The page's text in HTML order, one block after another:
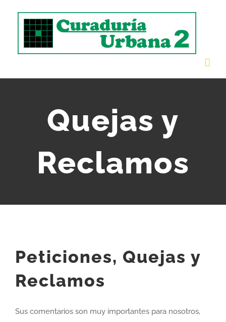
contenido
Quejas y
Reclamos
Peticiones, Quejas y
Reclamos
Sus comentarios son muy importantes para nosotros,